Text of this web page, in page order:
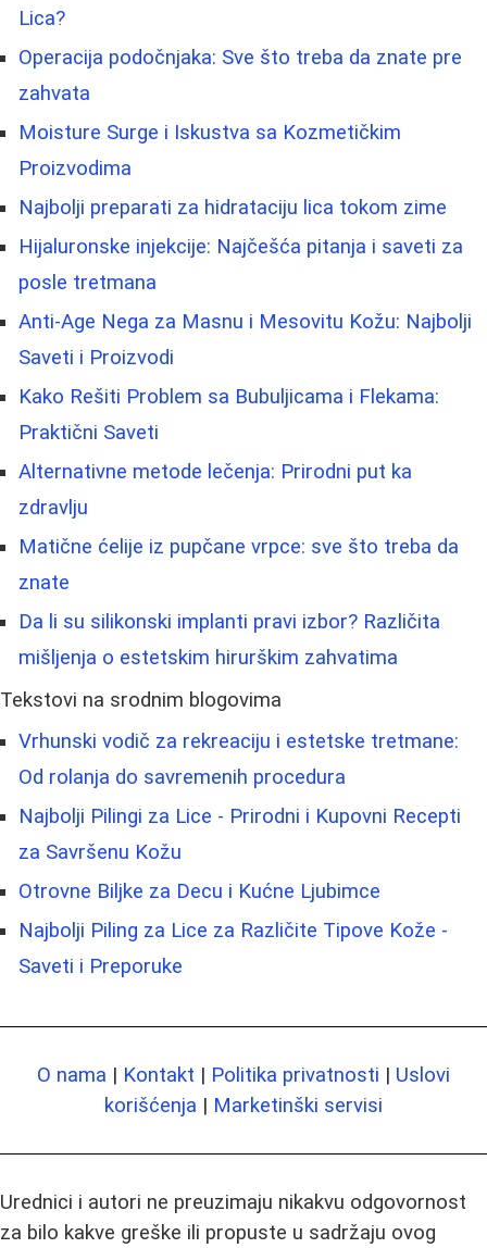
Lica?
Operacija podočnjaka: Sve što treba da znate pre
zahvata
Moisture Surge i Iskustva sa Kozmetičkim
Proizvodima
Najbolji preparati za hidrataciju lica tokom zime
Hijaluronske injekcije: Najčešća pitanja i saveti za
posle tretmana
Anti-Age Nega za Masnu i Mesovitu Kožu: Najbolji
Saveti i Proizvodi
Kako Rešiti Problem sa Bubuljicama i Flekama:
Praktični Saveti
Alternativne metode lečenja: Prirodni put ka
zdravlju
Matične ćelije iz pupčane vrpce: sve što treba da
znate
Da li su silikonski implanti pravi izbor? Različita
mišljenja o estetskim hirurškim zahvatima
Tekstovi na srodnim blogovima
Vrhunski vodič za rekreaciju i estetske tretmane:
Od rolanja do savremenih procedura
Najbolji Pilingi za Lice - Prirodni i Kupovni Recepti
za Savršenu Kožu
Otrovne Biljke za Decu i Kućne Ljubimce
Najbolji Piling za Lice za Različite Tipove Kože -
Saveti i Preporuke
O nama | Kontakt | Politika privatnosti | Uslovi
korišćenja | Marketinški servisi
Urednici i autori ne preuzimaju nikakvu odgovornost
za bilo kakve greške ili propuste u sadržaju ovog